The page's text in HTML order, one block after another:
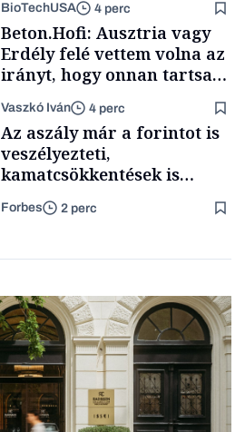
BioTechUSA 4 perc
Beton.Hofi: Ausztria vagy
Erdély felé vettem volna az
irányt, hogy onnan tartsam
lélegeztetőgépen a magyar
zenét
Vaszkó Iván 4 perc
Az aszály már a forintot is
veszélyezteti,
kamatcsökkentések is
elmaradhatnak
Forbes 2 perc